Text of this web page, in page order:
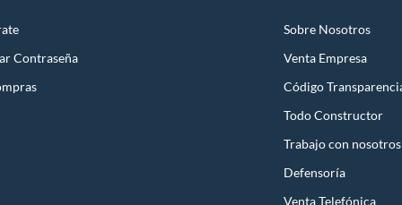
Contraseña
Sobre Nosotros
Venta Empresa
Código
Todo Constructor
Trabajo con nosotros
Defensoría
Venta Telefónica